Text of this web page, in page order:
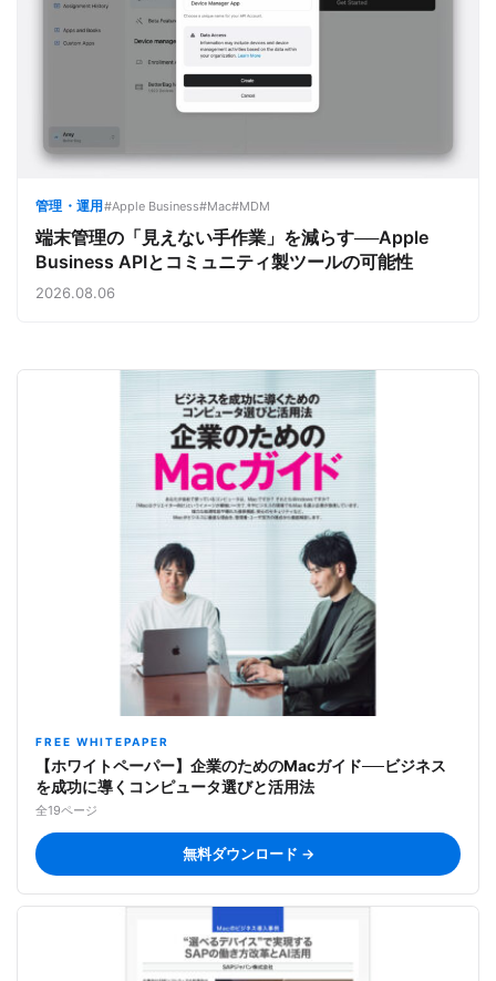
管理・運用#Apple Business#Mac#MDM
端末管理の「見えない手作業」を減らす──Apple
Business APIとコミュニティ製ツールの可能性
2026.08.06
FREE WHITEPAPER
【ホワイトペーパー】企業のためのMacガイド──ビジネス
を成功に導くコンピュータ選びと活用法
全19ページ
無料ダウンロード →